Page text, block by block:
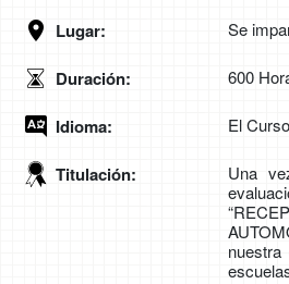
Lugar: Se
Duración: 600
Idioma: El
Titulación:
Una